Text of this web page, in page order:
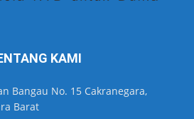
KAMI
Bangau No. 15 Cakranegara,
Barat